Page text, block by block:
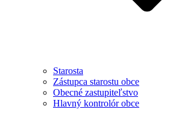
Starosta
Zástupca starostu obce
Obecné zastupiteľstvo
Hlavný kontrolór obce